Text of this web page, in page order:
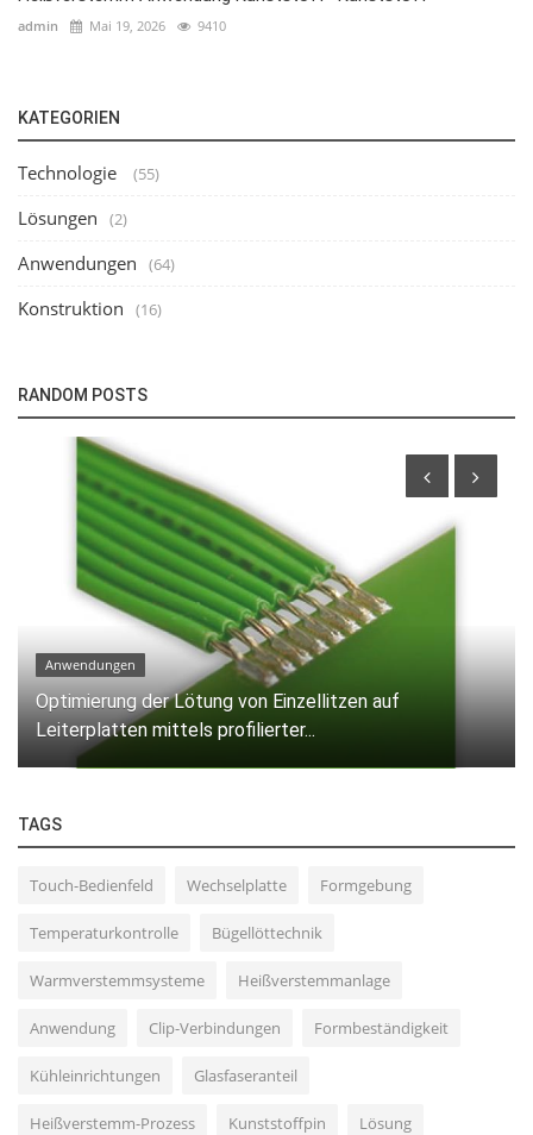
admin Mai 19, 2026 9410
KATEGORIEN
Technologie (55)
Lösungen (2)
Anwendungen (64)
Konstruktion (16)
RANDOM POSTS
Anwendungen
Optimierung der Lötung von Einzellitzen auf
Leiterplatten mittels profilierter...
TAGS
Touch-Bedienfeld Wechselplatte Formgebung
Temperaturkontrolle Bügellöttechnik
Warmverstemmsysteme Heißverstemmanlage
Anwendung Clip-Verbindungen Formbeständigkeit
Kühleinrichtungen Glasfaseranteil
Heißverstemm-Prozess Kunststoffpin Lösung